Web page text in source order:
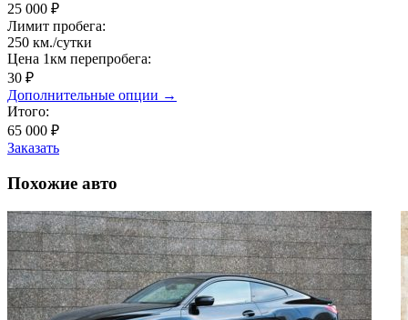
25 000 ₽
Лимит пробега:
250 км./cутки
Цена 1км перепробега:
30 ₽
Дополнительные опции →
Итого:
65 000 ₽
Заказать
Похожие авто